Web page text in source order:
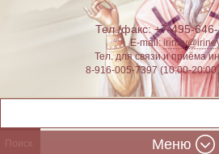
Тел./факс: +7-495-
E-mail:
Тел. для связи и приёма
8-916-005-7397 (10:00-
Меню